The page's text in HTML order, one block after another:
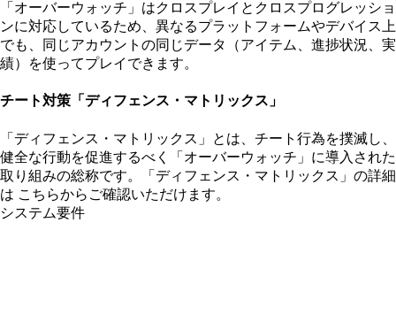
「オーバーウォッチ」はクロスプレイとクロスプログレッショ
ンに対応しているため、異なるプラットフォームやデバイス上
でも、同じアカウントの同じデータ（アイテム、進捗状況、実
績）を使ってプレイできます。
チート対策「ディフェンス・マトリックス」
「ディフェンス・マトリックス」とは、チート行為を撲滅し、
健全な行動を促進するべく「オーバーウォッチ」に導入された
取り組みの総称です。「ディフェンス・マトリックス」の詳細
は こちらからご確認いただけます。
システム要件